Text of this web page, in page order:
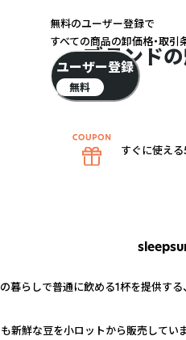
ブランド
暮らしで普通に飲める1杯を提供す
新鮮な豆を小ロットから販売していま
無料のユーザー登録で
すべての商品の卸価格・取引
ユーザー登録
無料
すぐに使え